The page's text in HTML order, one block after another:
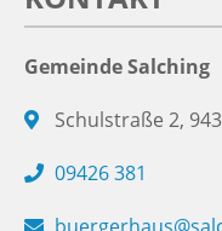
Gemeinde Salching
Schulstraße 2,
09426 381